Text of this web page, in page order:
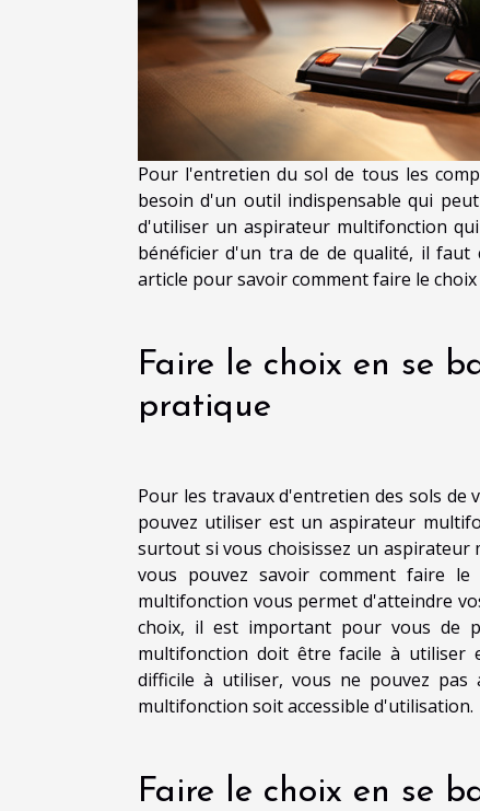
Pour l'entretien du sol de tous les
besoin d'un outil indispensable qui
d'utiliser un aspirateur multifonction
bénéficier d'un tra de de qualité, il
article pour savoir comment faire le
Faire le choix en se
pratique
Pour les travaux d'entretien des sols
pouvez utiliser est un aspirateur
surtout si vous choisissez un
vous pouvez savoir comment faire
multifonction vous permet d'atteindre
choix, il est important pour vous de
multifonction doit être facile à utiliser
difficile à utiliser, vous ne pouvez pas
multifonction soit accessible d'utilisation.
Faire le choix en se